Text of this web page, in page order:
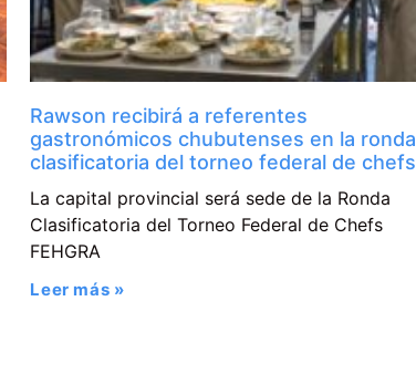
Rawson recibirá a referentes
gastronómicos chubutenses en la ronda
clasificatoria del torneo federal de chefs
La capital provincial será sede de la Ronda
Clasificatoria del Torneo Federal de Chefs
FEHGRA
Leer más »